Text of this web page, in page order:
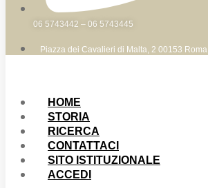
06 5743442 – 06 5743445
Piazza dei Cavalieri di Malta, 2 00153 Roma
HOME
STORIA
RICERCA
CONTATTACI
SITO ISTITUZIONALE
ACCEDI